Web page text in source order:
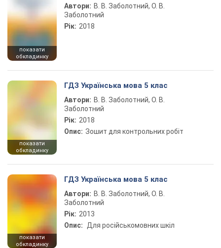
показати
обкладинку
Автори: В. В. Заболотний, О. В.
Заболотний
Рік: 2018
показати
обкладинку
ГДЗ Українська мова 5 клас
Автори: В. В. Заболотний, О. В.
Заболотний
Рік: 2018
Опис: Зошит для контрольних робіт
показати
обкладинку
ГДЗ Українська мова 5 клас
Автори: В. В. Заболотний, О. В.
Заболотний
Рік: 2013
Опис:
Для російськомовних шкіл